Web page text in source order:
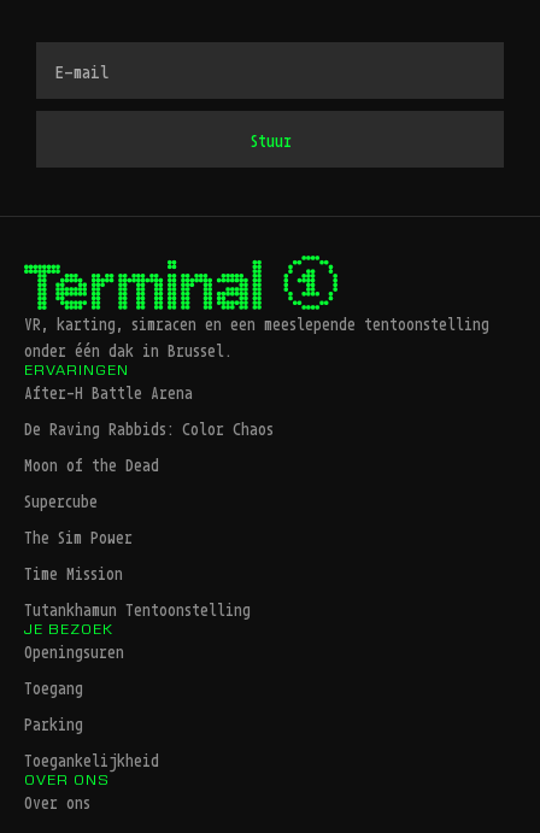
Stuur
VR, karting, simracen en een meeslepende tentoonstelling
onder één dak in Brussel.
ERVARINGEN
After-H Battle Arena
De Raving Rabbids: Color Chaos
Moon of the Dead
Supercube
The Sim Power
Time Mission
Tutankhamun Tentoonstelling
JE BEZOEK
Openingsuren
Toegang
Parking
Toegankelijkheid
OVER ONS
Over ons